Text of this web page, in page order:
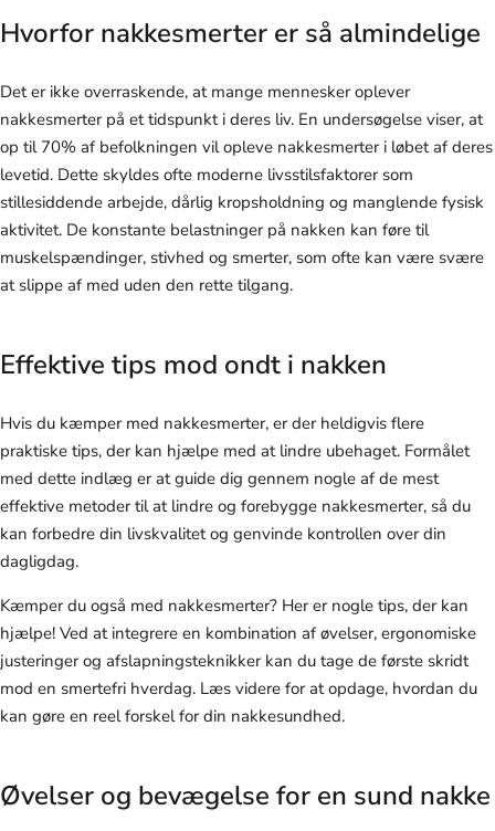
Hvorfor nakkesmerter er så almindelige
Det er ikke overraskende, at mange mennesker oplever
nakkesmerter på et tidspunkt i deres liv. En undersøgelse viser, at
op til 70% af befolkningen vil opleve nakkesmerter i løbet af deres
levetid. Dette skyldes ofte moderne livsstilsfaktorer som
stillesiddende arbejde, dårlig kropsholdning og manglende fysisk
aktivitet. De konstante belastninger på nakken kan føre til
muskelspændinger, stivhed og smerter, som ofte kan være svære
at slippe af med uden den rette tilgang.
Effektive tips mod ondt i nakken
Hvis du kæmper med nakkesmerter, er der heldigvis flere
praktiske tips, der kan hjælpe med at lindre ubehaget. Formålet
med dette indlæg er at guide dig gennem nogle af de mest
effektive metoder til at lindre og forebygge nakkesmerter, så du
kan forbedre din livskvalitet og genvinde kontrollen over din
dagligdag.
Kæmper du også med nakkesmerter? Her er nogle tips, der kan
hjælpe! Ved at integrere en kombination af øvelser, ergonomiske
justeringer og afslapningsteknikker kan du tage de første skridt
mod en smertefri hverdag. Læs videre for at opdage, hvordan du
kan gøre en reel forskel for din nakkesundhed.
Øvelser og bevægelse for en sund nakke